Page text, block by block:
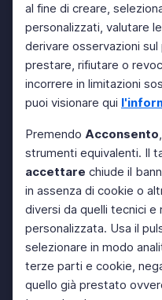
al fine di creare,
personalizzati, valutare
derivare osservazioni
prestare, rifiutare o
incorrere in limitazioni
puoi visionare qui
Premendo Acconsento
strumenti equivalenti. Il
accettare chiude il
in assenza di cookie o
diversi da quelli tecnici e
personalizzata. Usa il
selezionare in modo
terze parti e cookie,
quello già prestato